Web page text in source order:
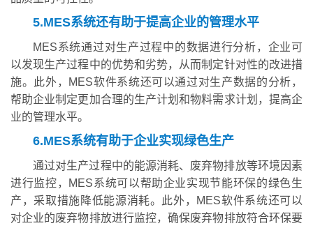
5.MES系统还有助于提高企业的管理水平
MES系统通过对生产过程中的数据进行分析，企业可
以发现生产过程中的优势和劣势，从而制定针对性的改进措
施。此外，MES软件系统还可以通过对生产数据的分析，
帮助企业制定更加合理的生产计划和物料需求计划，提高企
业的管理水平。
6.MES系统有助于企业实现绿色生产
通过对生产过程中的能源消耗、废弃物排放等环境因素
进行监控，MES系统可以帮助企业实现节能环保的绿色生
产，采取措施降低能源消耗。此外，MES软件系统还可以
对企业的废弃物排放进行监控，确保废弃物排放符合环保要